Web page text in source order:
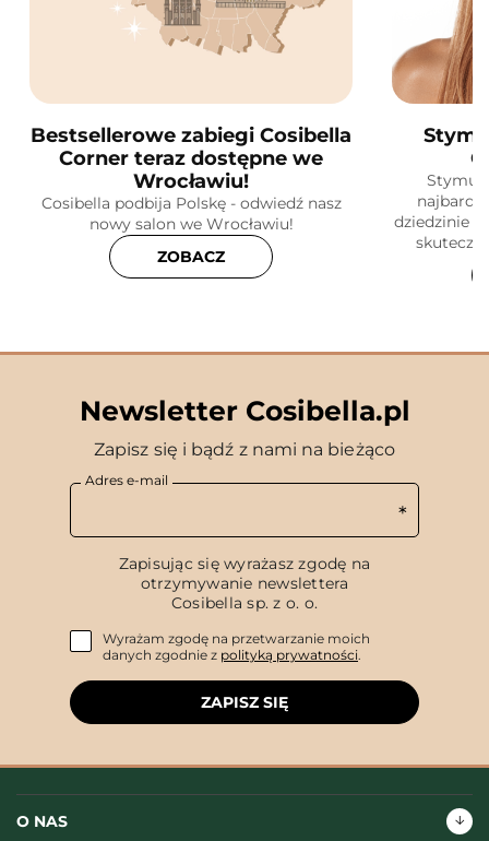
Bestsellerowe zabiegi Cosibella
Corner teraz dostępne we
Wrocławiu!
Cosibella podbija Polskę - odwiedź nasz
nowy salon we Wrocławiu!
ZOBACZ
dziedzinie
Newsletter Cosibella.pl
Zapisz się i bądź z nami na bieżąco
Adres e-mail
Zapisując się wyrażasz zgodę na
otrzymywanie newslettera
Cosibella sp. z o. o.
Wyrażam zgodę na przetwarzanie moich
danych zgodnie z polityką prywatności.
ZAPISZ SIĘ
O NAS